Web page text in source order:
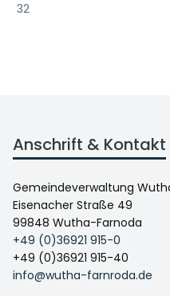
32
Anschrift & Kontakt
Gemeindeverwaltung
Eisenacher Straße 49
99848 Wutha-Farnoda
+49 (0)36921 915-0
+49 (0)36921 915-40
info@wutha-farnroda.de